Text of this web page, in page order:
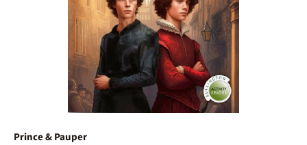
Prince & Pauper